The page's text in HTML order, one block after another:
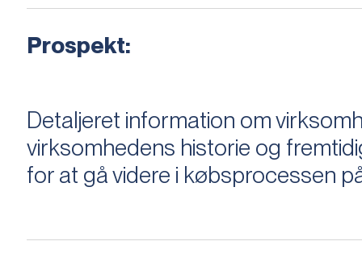
Prospekt:
Detaljeret information om
virksomhedens historie og
for at gå videre i købsprocessen